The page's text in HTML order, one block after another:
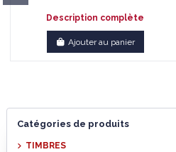
Description complète
Ajouter au panier
Catégories de produits
TIMBRES